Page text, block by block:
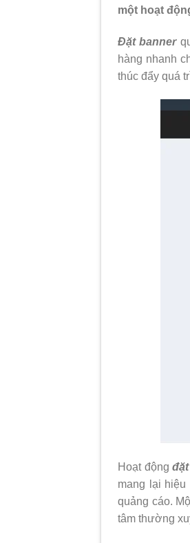
một hoạt
Đặt banner
hàng nhanh
thúc đẩy quá
Hoạt động
mang lại
quảng cáo.
tâm thường